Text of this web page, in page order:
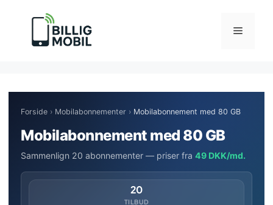
indhold
Menu
Forside › Mobilabonnementer › Mobilabonnement med 80 GB
Mobilabonnement med 80 GB
Sammenlign 20 abonnementer — priser fra 49 DKK/md.
20
TILBUD